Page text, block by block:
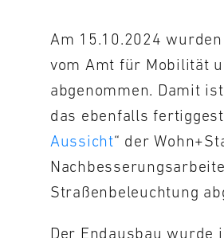
Am 15.10.2024
vom Amt für Mobilität
abgenommen. Damit
das ebenfalls
Aussicht“ der
Straßenbeleuchtung
Der Endausbau wurde